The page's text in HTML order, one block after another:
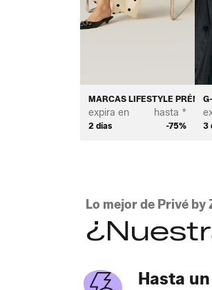
MARCAS LIFESTYLE
expira en
2 días
hasta *
-75% 3
Lo mejor de Privé by
Hasta